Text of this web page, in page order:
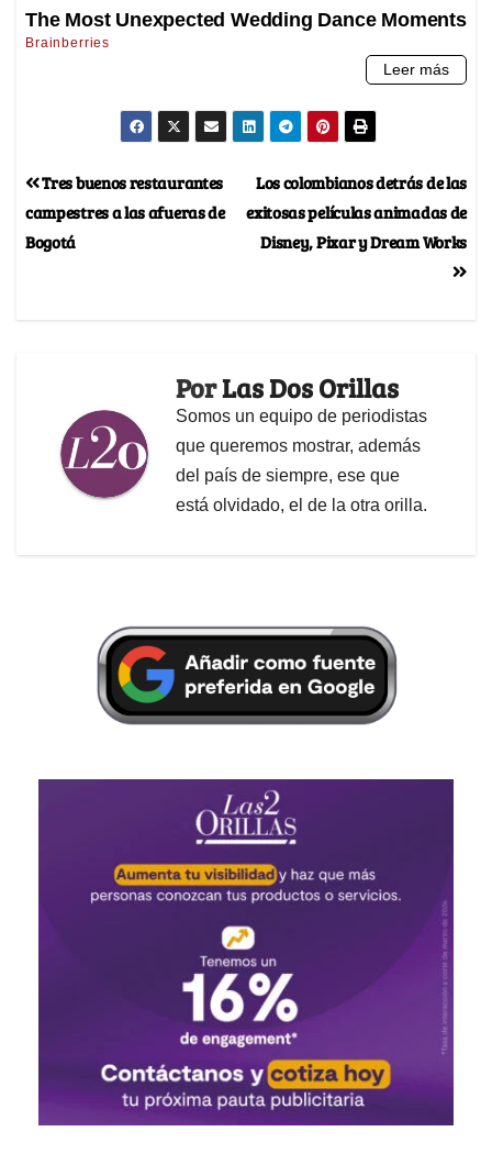
Los colombianos detrás de las
exitosas películas animadas de
Disney, Pixar y Dream Works
Tres buenos restaurantes
campestres a las afueras de
Bogotá
PorLas Dos Orillas
Somos un equipo de periodistas
que queremos mostrar, además
del país de siempre, ese que
está olvidado, el de la otra orilla.